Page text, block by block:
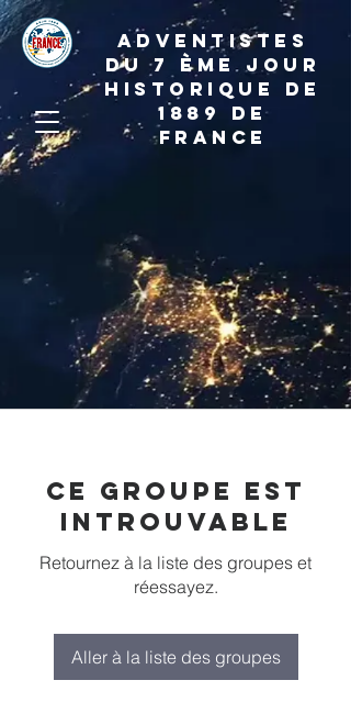
ADVENTISTES
DU 7 ème JOUR
HISTORIQUE DE
1889 de
france
Ce groupe est
introuvable
Retournez à la liste des groupes et
réessayez.
Aller à la liste des groupes